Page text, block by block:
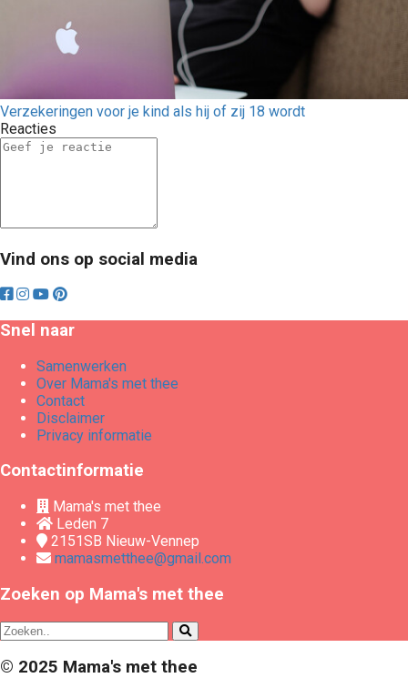
Verzekeringen voor je kind als hij of zij 18 wordt
Reacties
Vind ons op social media
Snel naar
Samenwerken
Over Mama's met thee
Contact
Disclaimer
Privacy informatie
Contactinformatie
Mama's met thee
Leden 7
2151SB Nieuw-Vennep
mamasmetthee@gmail.com
Zoeken op Mama's met thee
© 2025 Mama's met thee